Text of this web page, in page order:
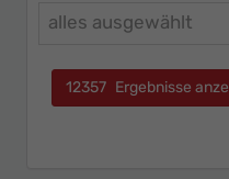
alles ausgewählt
12357 Ergebnisse